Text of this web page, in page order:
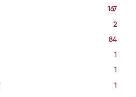
167
2
84
1
1
1